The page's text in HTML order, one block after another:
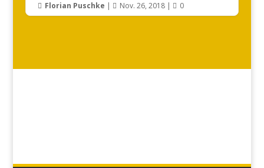
 Florian Puschke |  Nov. 26, 2018|  0